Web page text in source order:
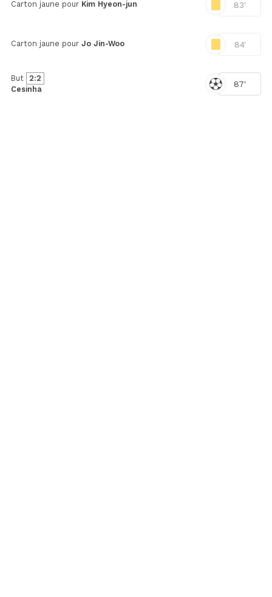
83'
Carton jaune pour Kim Hyeon-jun
84'
Carton jaune pour Jo Jin-Woo
87'
But 2:2
Cesinha